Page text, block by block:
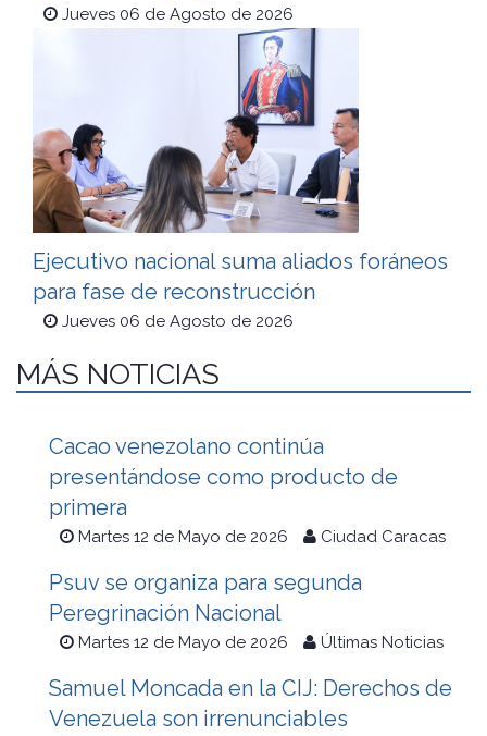
Jueves 06 de Agosto de 2026
Ejecutivo nacional suma aliados foráneos
para fase de reconstrucción
Jueves 06 de Agosto de 2026
MÁS NOTICIAS
Cacao venezolano continúa
presentándose como producto de
primera
Martes 12 de Mayo de 2026 Ciudad Caracas
Psuv se organiza para segunda
Peregrinación Nacional
Martes 12 de Mayo de 2026 Últimas Noticias
Samuel Moncada en la CIJ: Derechos de
Venezuela son irrenunciables